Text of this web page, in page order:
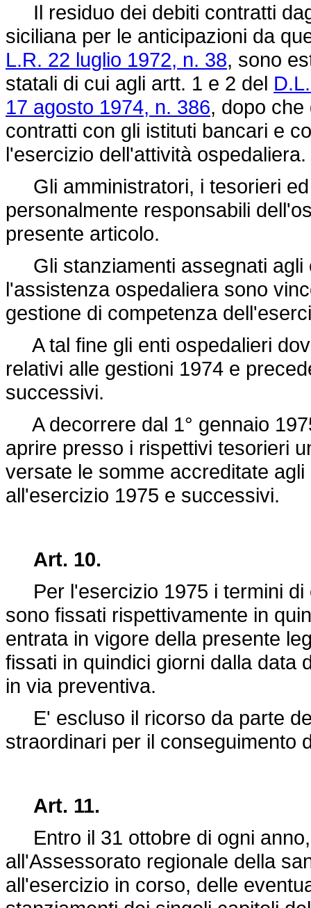
Il residuo dei debiti contratti
siciliana per le anticipazioni da
L.R. 22 luglio 1972, n. 38, sono
statali di cui agli artt. 1 e 2 del
17 agosto 1974, n. 386, dopo che
contratti con gli istituti bancari e
l'esercizio dell'attività ospedaliera.
Gli amministratori, i tesorieri ed
personalmente responsabili
presente articolo.
Gli stanziamenti assegnati agli
l'assistenza ospedaliera sono
gestione di competenza
A tal fine gli enti ospedalieri
relativi alle gestioni 1974 e
successivi.
A decorrere dal 1° gennaio
aprire presso i rispettivi tesorieri
versate le somme accreditate
all'esercizio 1975 e successivi.
Art. 10.
Per l'esercizio 1975 i termini di
sono fissati rispettivamente in
entrata in vigore della presente
fissati in quindici giorni dalla data
in via preventiva.
E' escluso il ricorso da parte
straordinari per il conseguimento
Art. 11.
Entro il 31 ottobre di ogni
all'Assessorato regionale della
all'esercizio in corso, delle